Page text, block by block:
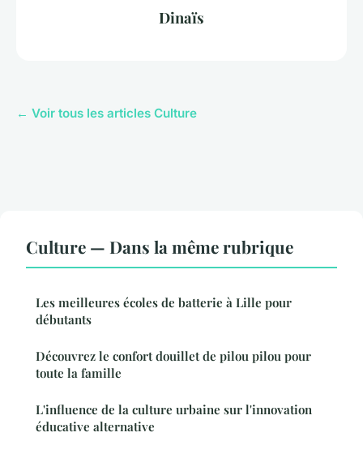
Dinaïs
← Voir tous les articles Culture
Culture — Dans la même rubrique
Les meilleures écoles de batterie à Lille pour
débutants
Découvrez le confort douillet de pilou pilou pour
toute la famille
L'influence de la culture urbaine sur l'innovation
éducative alternative